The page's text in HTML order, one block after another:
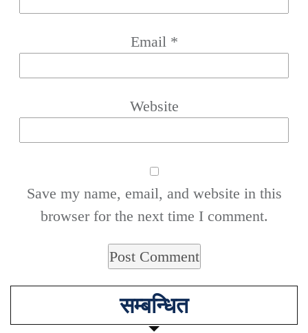
Email *
Website
Save my name, email, and website in this
browser for the next time I comment.
सम्बन्धित